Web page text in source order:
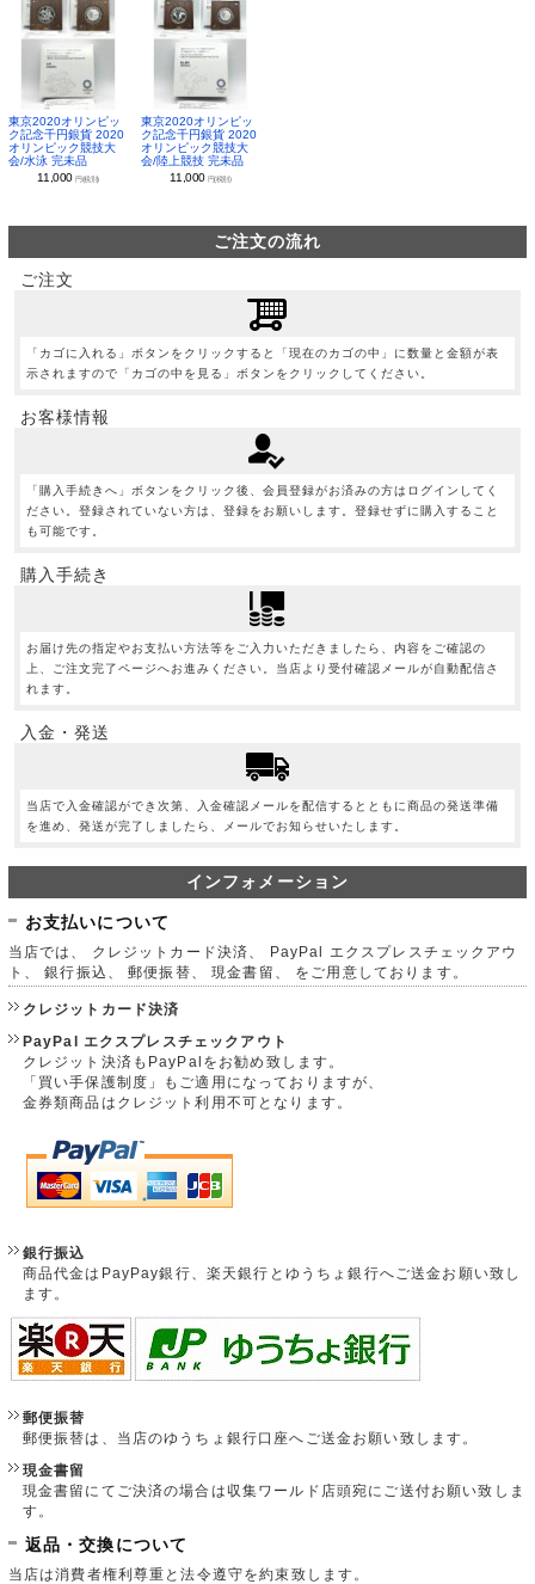
東京2020オリンピッ
ク記念千円銀貨 2020
オリンピック競技大
会/水泳 完未品
11,000円(税別)
東京2020オリンピッ
ク記念千円銀貨 2020
オリンピック競技大
会/陸上競技 完未品
11,000 円(税別)
ご注文の流れ
ご注文
「カゴに入れる」ボタンをクリックすると「現在のカゴの中」に数量と金額が表
示されますので「カゴの中を見る」ボタンをクリックしてください。
お客様情報
「購入手続きへ」ボタンをクリック後、会員登録がお済みの方はログインしてく
ださい。登録されていない方は、登録をお願いします。登録せずに購入すること
も可能です。
購入手続き
お届け先の指定やお支払い方法等をご入力いただきましたら、内容をご確認の
上、ご注文完了ページへお進みください。当店より受付確認メールが自動配信さ
れます。
入金・発送
当店で入金確認ができ次第、入金確認メールを配信するとともに商品の発送準備
を進め、発送が完了しましたら、メールでお知らせいたします。
インフォメーション
お支払いについて
当店では、 クレジットカード決済、 PayPal エクスプレスチェックアウ
ト、 銀行振込、 郵便振替、 現金書留、 をご用意しております。
クレジットカード決済
PayPal エクスプレスチェックアウト
クレジット決済もPayPalをお勧め致します。
「買い手保護制度」もご適用になっておりますが、
金券類商品はクレジット利用不可となります。
銀行振込
商品代金はPayPay銀行、楽天銀行とゆうちょ銀行へご送金お願い致し
ます。
郵便振替
郵便振替は、当店のゆうちょ銀行口座へご送金お願い致します。
現金書留
現金書留にてご決済の場合は収集ワールド店頭宛にご送付お願い致しま
す。
返品・交換について
当店は消費者権利尊重と法令遵守を約束致します。